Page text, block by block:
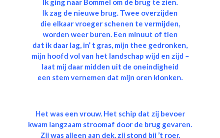
Ik zag de nieuwe brug. Twee overzijden
die elkaar vroeger schenen te vermijden,
worden weer buren. Een minuut of tien
dat ik daar lag, in’ t gras, mijn thee gedronken,
mijn hoofd vol van het landschap wijd en zijd –
laat mij daar midden uit de oneindigheid
een stem vernemen dat mijn oren klonken.
Het was een vrouw. Het schip dat zij bevoer
kwam langzaam stroomaf door de brug gevaren.
Zij was alleen aan dek, zij stond bij ’t roer,